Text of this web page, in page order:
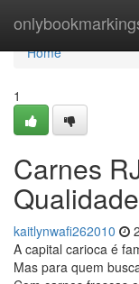
Home
Home
1
Carnes
kaitlynwafi262010
A capital carioca é
Mas para quem